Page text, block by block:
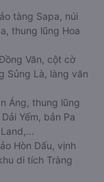
tàng Sapa, núi
thung lũng Hoa
Văn, cột cờ
Sủng Là, làng văn
Áng, thung lũng
Yếm, bản Pa
Hòn Dấu, vịnh
di tích Tràng